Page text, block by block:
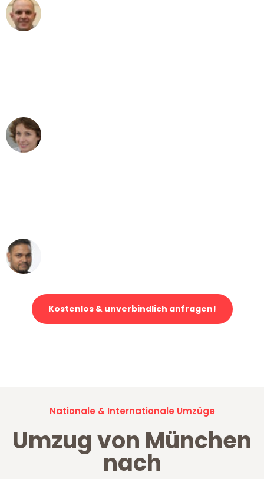
Kostenlos & unverbindlich anfragen!
Nationale & Internationale Umzüge
Umzug von München
nach